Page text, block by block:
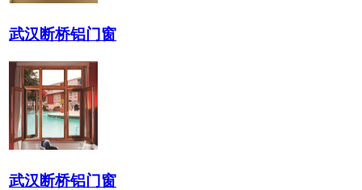
武汉断桥铝门窗
武汉断桥铝门窗